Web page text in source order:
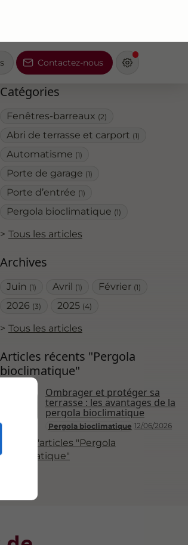
Catégories
Fenêtres-barreaux (2)
Abri de terrasse et carport (1)
Automatisme (1)
Porte de garage (1)
Porte d’entrée (1)
Pergola bioclimatique (1)
Tous les articles
Archives
Juin (1) Avril (1) Février (1)
2026 (3) 2025 (4)
Tous les articles
Articles récents "Pergola
bioclimatique"
Pergola bioclimatique 12/06/2026
Ombrager et protéger sa
terrasse : les avantages de la
pergola bioclimatique
Plus d'articles "Pergola
bioclimatique"
de